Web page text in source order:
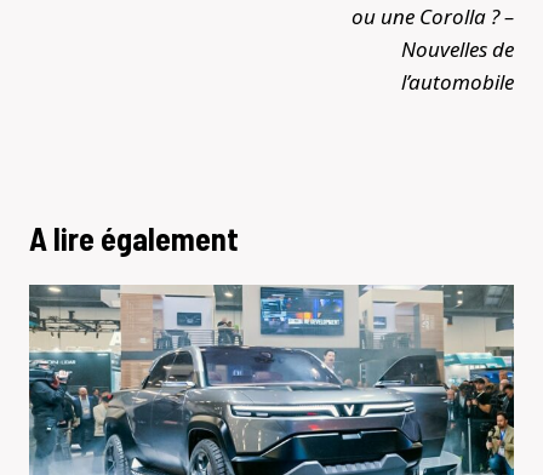
ou une Corolla ? –
Nouvelles de
l’automobile
A lire également